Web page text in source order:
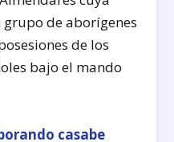
de aborígenes
de los
bajo el mando